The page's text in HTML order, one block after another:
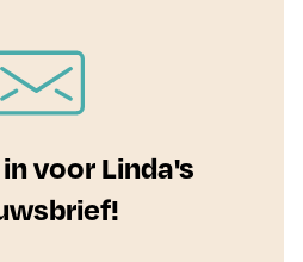
voor Linda's